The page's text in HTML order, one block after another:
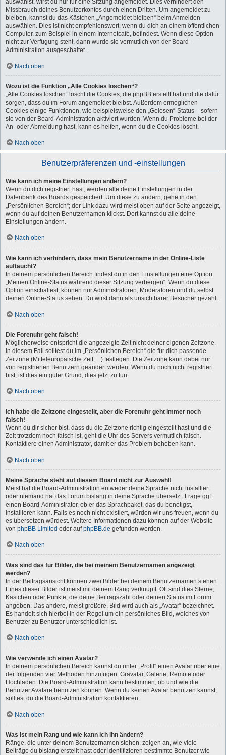
auswählst, wirst du nur für eine Sitzung angemeldet. Dies verhindert den
Missbrauch deines Benutzerkontos durch einen Dritten. Um angemeldet zu
bleiben, kannst du das Kästchen „Angemeldet bleiben“ beim Anmelden
auswählen. Dies ist nicht empfehlenswert, wenn du dich an einem öffentlichen
Computer, zum Beispiel in einem Internetcafé, befindest. Wenn diese Option
nicht zur Verfügung steht, dann wurde sie vermutlich von der Board-
Administration ausgeschaltet.
Nach oben
Wozu ist die Funktion „Alle Cookies löschen“?
„Alle Cookies löschen“ löscht die Cookies, die phpBB erstellt hat und die dafür
sorgen, dass du im Forum angemeldet bleibst. Außerdem ermöglichen
Cookies einige Funktionen, wie beispielsweise den „Gelesen“-Status – sofern
sie von der Board-Administration aktiviert wurden. Wenn du Probleme bei der
An- oder Abmeldung hast, kann es helfen, wenn du die Cookies löscht.
Nach oben
Benutzerpräferenzen und -einstellungen
Wie kann ich meine Einstellungen ändern?
Wenn du dich registriert hast, werden alle deine Einstellungen in der
Datenbank des Boards gespeichert. Um diese zu ändern, gehe in den
„Persönlichen Bereich“; der Link dazu wird meist oben auf der Seite angezeigt,
wenn du auf deinen Benutzernamen klickst. Dort kannst du alle deine
Einstellungen ändern.
Nach oben
Wie kann ich verhindern, dass mein Benutzername in der Online-Liste
auftaucht?
In deinem persönlichen Bereich findest du in den Einstellungen eine Option
„Meinen Online-Status während dieser Sitzung verbergen“. Wenn du diese
Option einschaltest, können nur Administratoren, Moderatoren und du selbst
deinen Online-Status sehen. Du wirst dann als unsichtbarer Besucher gezählt.
Nach oben
Die Forenuhr geht falsch!
Möglicherweise entspricht die angezeigte Zeit nicht deiner eigenen Zeitzone.
In diesem Fall solltest du im „Persönlichen Bereich“ die für dich passende
Zeitzone (Mitteleuropäische Zeit, ...) festlegen. Die Zeitzone kann dabei nur
von registrierten Benutzern geändert werden. Wenn du noch nicht registriert
bist, ist dies ein guter Grund, dies jetzt zu tun.
Nach oben
Ich habe die Zeitzone eingestellt, aber die Forenuhr geht immer noch
falsch!
Wenn du dir sicher bist, dass du die Zeitzone richtig eingestellt hast und die
Zeit trotzdem noch falsch ist, geht die Uhr des Servers vermutlich falsch.
Kontaktiere einen Administrator, damit er das Problem beheben kann.
Nach oben
Meine Sprache steht auf diesem Board nicht zur Auswahl!
Meist hat die Board-Administration entweder deine Sprache nicht installiert
oder niemand hat das Forum bislang in deine Sprache übersetzt. Frage ggf.
einen Board-Administrator, ob er das Sprachpaket, das du benötigst,
installieren kann. Falls es noch nicht existiert, würden wir uns freuen, wenn du
es übersetzen würdest. Weitere Informationen dazu können auf der Website
von phpBB Limited oder aufphpBB.de gefunden werden.
Nach oben
Was sind das für Bilder, die bei meinem Benutzernamen angezeigt
werden?
In der Beitragsansicht können zwei Bilder bei deinem Benutzernamen stehen.
Eines dieser Bilder ist meist mit deinem Rang verknüpft: Oft sind dies Sterne,
Kästchen oder Punkte, die deine Beitragszahl oder deinen Status im Forum
angeben. Das andere, meist größere, Bild wird auch als „Avatar“ bezeichnet.
Es handelt sich hierbei in der Regel um ein persönliches Bild, welches von
Benutzer zu Benutzer unterschiedlich ist.
Nach oben
Wie verwende ich einen Avatar?
In deinem persönlichen Bereich kannst du unter „Profil“ einen Avatar über eine
der folgenden vier Methoden hinzufügen: Gravatar, Galerie, Remote oder
Hochladen. Die Board-Administration kann bestimmen, ob und wie die
Benutzer Avatare benutzen können. Wenn du keinen Avatar benutzen kannst,
solltest du die Board-Administration kontaktieren.
Nach oben
Was ist mein Rang und wie kann ich ihn ändern?
Ränge, die unter deinem Benutzernamen stehen, zeigen an, wie viele
Beiträge du bislang erstellt hast oder identifizieren bestimmte Benutzer wie